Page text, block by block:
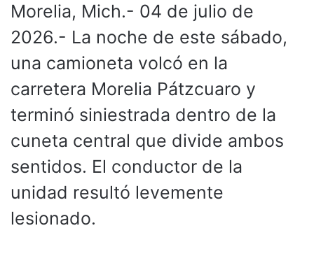
Morelia, Mich.- 04 de julio de
2026.- La noche de este sábado,
una camioneta volcó en la
carretera Morelia Pátzcuaro y
terminó siniestrada dentro de la
cuneta central que divide ambos
sentidos. El conductor de la
unidad resultó levemente
lesionado.